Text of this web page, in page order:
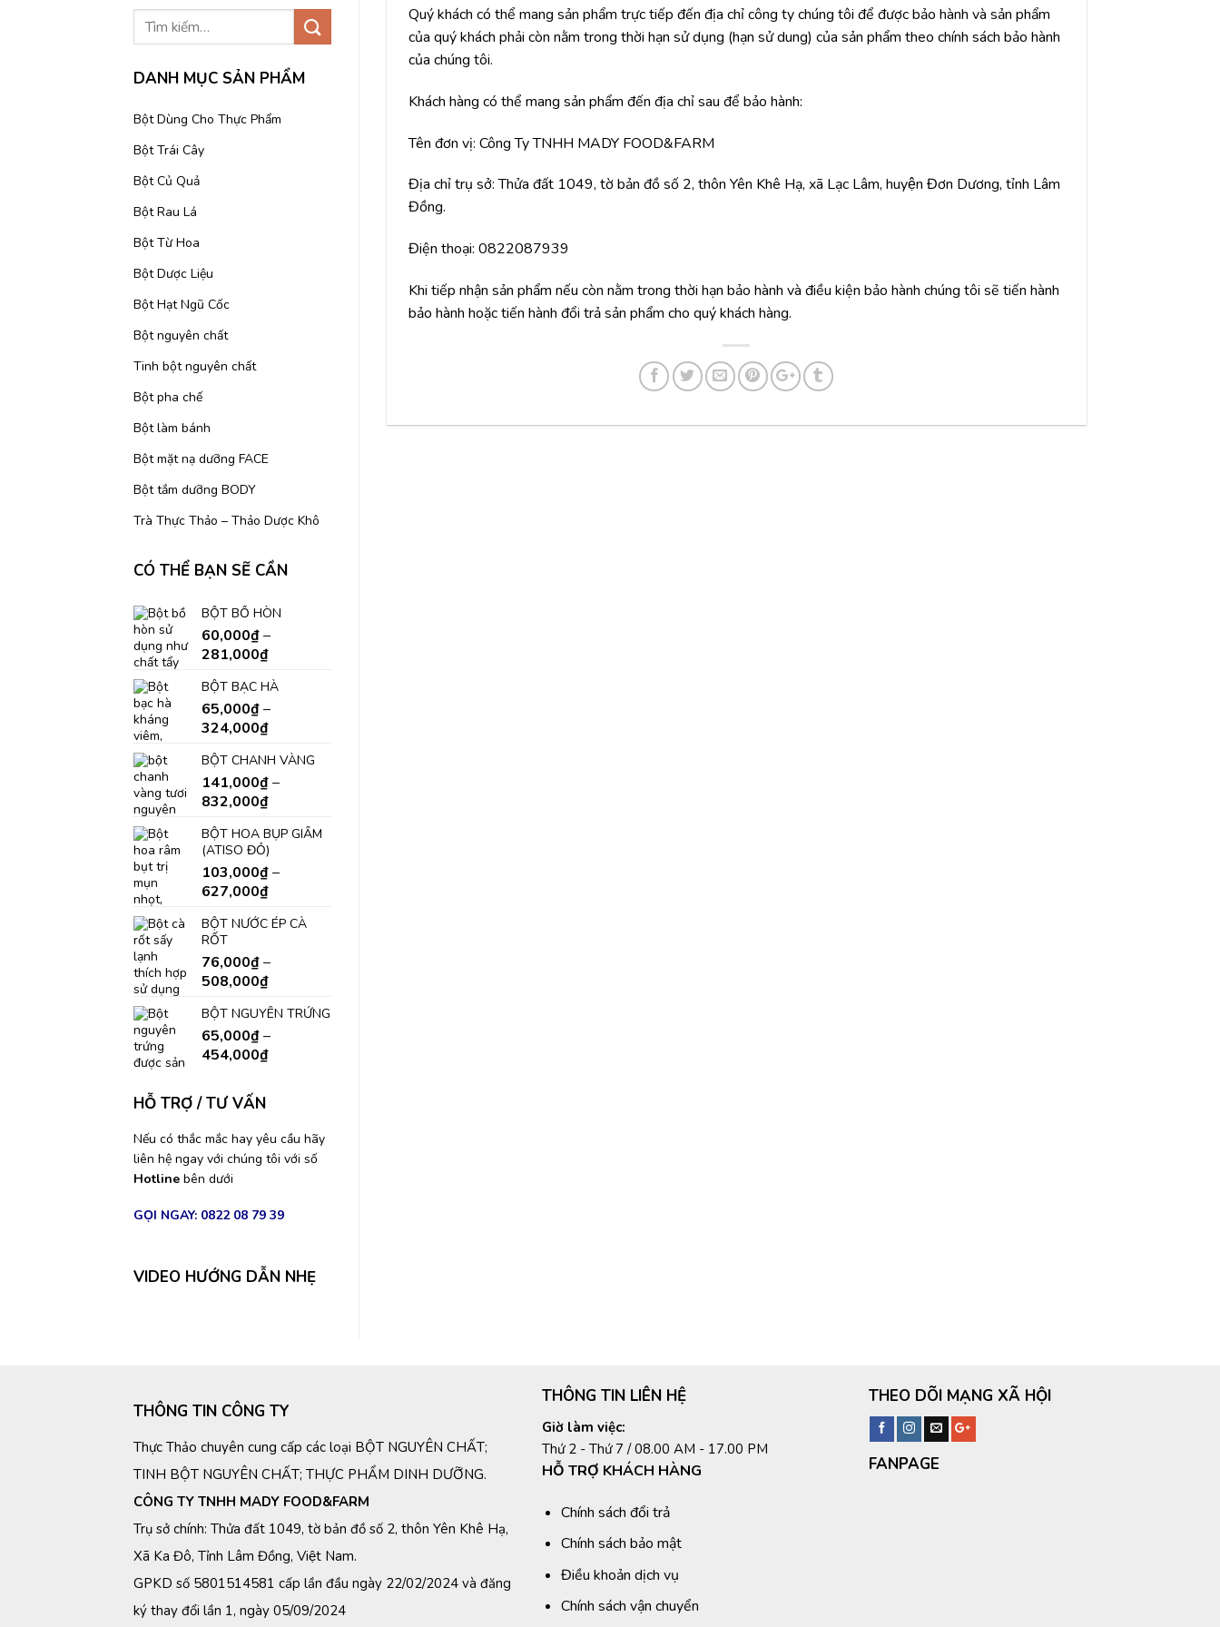
DANH MỤC SẢN PHẨM
Bột Dùng Cho Thực Phẩm
Bột Trái Cây
Bột Củ Quả
Bột Rau Lá
Bột Từ Hoa
Bột Dược Liệu
Bột Hạt Ngũ Cốc
Bột nguyên chất
Tinh bột nguyên chất
Bột pha chế
Bột làm bánh
Bột mặt nạ dưỡng FACE
Bột tắm dưỡng BODY
Trà Thực Thảo – Thảo Dược Khô
CÓ THỂ BẠN SẼ CẦN
BỘT BỒ HÒN
60,000₫–
281,000₫
BỘT BẠC HÀ
65,000₫–
324,000₫
BỘT CHANH VÀNG
141,000₫–
832,000₫
BỘT HOA BỤP GIẤM
(ATISO ĐỎ)
103,000₫–
627,000₫
BỘT NƯỚC ÉP CÀ
RỐT
76,000₫–
508,000₫
BỘT NGUYÊN TRỨNG
65,000₫–
454,000₫
HỖ TRỢ / TƯ VẤN
Nếu có thắc mắc hay yêu cầu hãy
liên hệ ngay với chúng tôi với số
Hotline bên dưới
GỌI NGAY: 0822 08 79 39
VIDEO HƯỚNG DẪN NHẸ
Quý khách có thể mang sản phẩm trực tiếp đến địa chỉ công ty chúng tôi để được bảo hành và sản phẩm
của quý khách phải còn nằm trong thời hạn sử dụng (hạn sử dung) của sản phẩm theo chính sách bảo hành
của chúng tôi.
Khách hàng có thể mang sản phẩm đến địa chỉ sau để bảo hành:
Tên đơn vị: Công Ty TNHH MADY FOOD&FARM
Địa chỉ trụ sở: Thửa đất 1049, tờ bản đồ số 2, thôn Yên Khê Hạ, xã Lạc Lâm, huyện Đơn Dương, tỉnh Lâm
Đồng.
Điện thoại: 0822087939
Khi tiếp nhận sản phẩm nếu còn nằm trong thời hạn bảo hành và điều kiện bảo hành chúng tôi sẽ tiến hành
bảo hành hoặc tiến hành đổi trả sản phẩm cho quý khách hàng.
THÔNG TIN CÔNG TY
Thực Thảo chuyên cung cấp các loại BỘT NGUYÊN CHẤT;
TINH BỘT NGUYÊN CHẤT; THỰC PHẨM DINH DƯỠNG.
CÔNG TY TNHH MADY FOOD&FARM
Trụ sở chính: Thửa đất 1049, tờ bản đồ số 2, thôn Yên Khê Hạ,
Xã Ka Đô, Tỉnh Lâm Đồng, Việt Nam.
GPKD số 5801514581 cấp lần đầu ngày 22/02/2024 và đăng
ký thay đổi lần 1, ngày 05/09/2024
THÔNG TIN LIÊN HỆ
Giờ làm việc:
Thứ 2 - Thứ 7 / 08.00 AM - 17.00 PM
HỖ TRỢ KHÁCH HÀNG
Chính sách đổi trả
Chính sách bảo mật
Điều khoản dịch vụ
Chính sách vận chuyển
THEO DÕI MẠNG XÃ HỘI
FANPAGE